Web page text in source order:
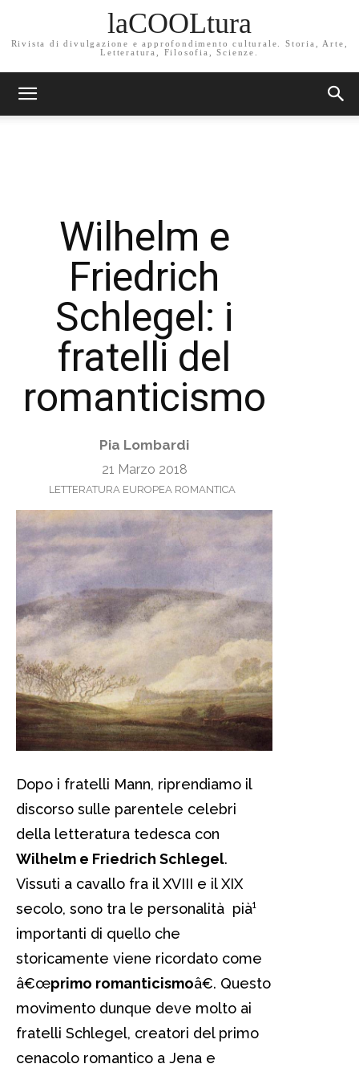
laCOOLtura
Rivista di divulgazione e approfondimento culturale. Storia, Arte,
Letteratura, Filosofia, Scienze.
Wilhelm e
Friedrich
Schlegel: i
fratelli del
romanticismo
Pia Lombardi
21 Marzo 2018
LETTERATURA EUROPEA ROMANTICA
Dopo i fratelli Mann, riprendiamo il
discorso sulle parentele celebri
della letteratura tedesca con
Wilhelm e Friedrich Schlegel.
Vissuti a cavallo fra il XVIII e il XIX
secolo, sono tra le personalità pià¹
importanti di quello che
storicamente viene ricordato come
â€œprimo romanticismoâ€. Questo
movimento dunque deve molto ai
fratelli Schlegel, creatori del primo
cenacolo romantico a Jena e